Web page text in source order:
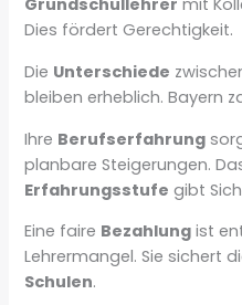
Grundschullehrer mit
Dies fördert Gerechtigkeit.
Die Unterschiede
bleiben erheblich. Bayern
Ihre Berufserfahrung
planbare Steigerungen.
Erfahrungsstufe gibt
Eine faire Bezahlung ist
Lehrermangel. Sie sichert
Schulen.